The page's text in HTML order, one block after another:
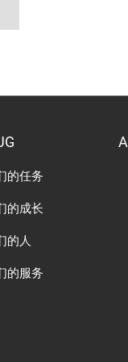
的任务
的成长
的人
的服务